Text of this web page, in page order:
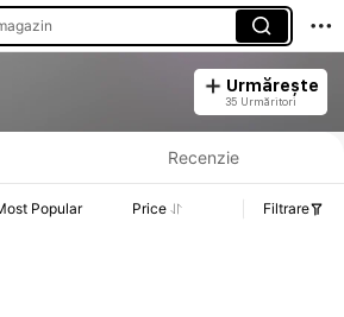
Urmărește
35 Urmăritori
prețului, detalii privind vânzările și stocul.
Recenzie
Popular Price Filtrare